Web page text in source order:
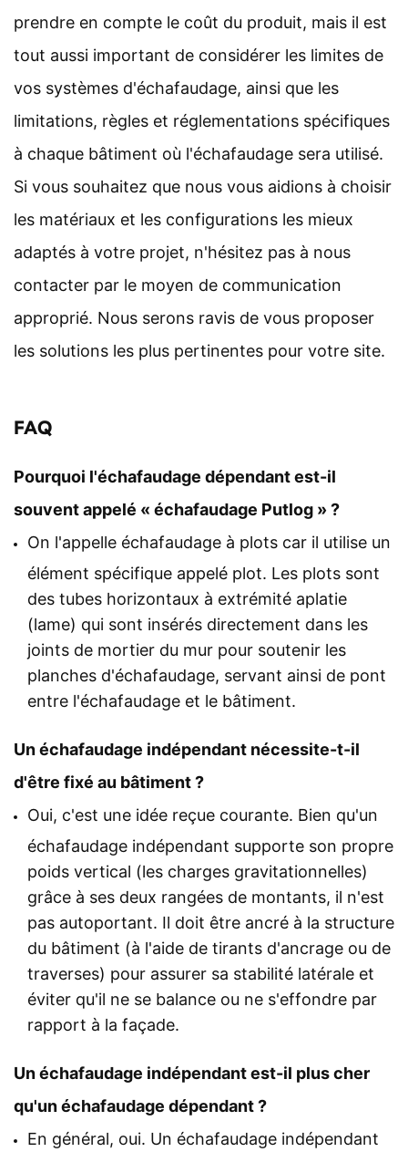
prendre en compte le coût du produit, mais il est
tout aussi important de considérer les limites de
vos systèmes d'échafaudage, ainsi que les
limitations, règles et réglementations spécifiques
à chaque bâtiment où l'échafaudage sera utilisé.
Si vous souhaitez que nous vous aidions à choisir
les matériaux et les configurations les mieux
adaptés à votre projet, n'hésitez pas à nous
contacter par le moyen de communication
approprié. Nous serons ravis de vous proposer
les solutions les plus pertinentes pour votre site.
FAQ
Pourquoi l'échafaudage dépendant est-il
souvent appelé « échafaudage Putlog » ?
On l'appelle échafaudage à plots car il utilise un
élément spécifique appelé plot. Les plots sont
des tubes horizontaux à extrémité aplatie
(lame) qui sont insérés directement dans les
joints de mortier du mur pour soutenir les
planches d'échafaudage, servant ainsi de pont
entre l'échafaudage et le bâtiment.
Un échafaudage indépendant nécessite-t-il
d'être fixé au bâtiment ?
Oui, c'est une idée reçue courante. Bien qu'un
échafaudage indépendant supporte son propre
poids vertical (les charges gravitationnelles)
grâce à ses deux rangées de montants, il n'est
pas autoportant. Il doit être ancré à la structure
du bâtiment (à l'aide de tirants d'ancrage ou de
traverses) pour assurer sa stabilité latérale et
éviter qu'il ne se balance ou ne s'effondre par
rapport à la façade.
Un échafaudage indépendant est-il plus cher
qu'un échafaudage dépendant ?
En général, oui. Un échafaudage indépendant